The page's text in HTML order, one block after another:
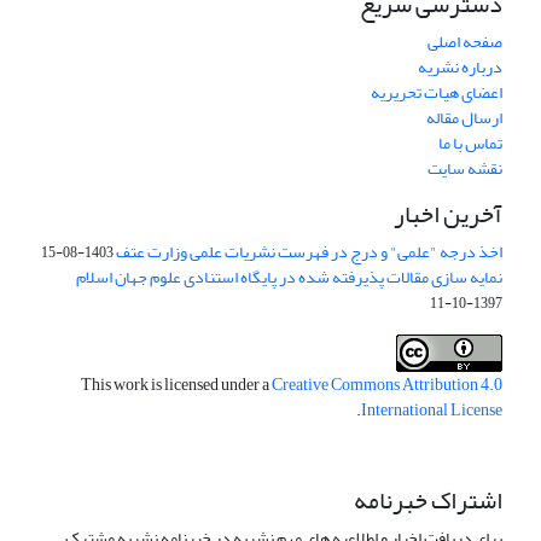
صفحه اصلی
درباره نشریه
اعضای هیات تحریریه
ارسال مقاله
تماس با ما
نقشه سایت
آخرین اخبار
اخذ درجه "علمی" و درج در فهرست نشریات علمی وزارت عتف1403-08-15
نمایه سازی مقالات پذیرفته شده در پایگاه استنادی علوم جهان اسلام
1397-10-11
This work is licensed under aCreative Commons Attribution 4.0
International License
.
اشتراک خبرنامه